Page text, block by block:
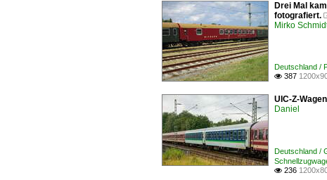
Drei Mal
fotografiert.
Mirko
Deutschland /
 387
UIC-Z-
Daniel
Deutschland /
 236